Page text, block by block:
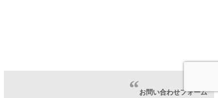
お問い合わせフォーム